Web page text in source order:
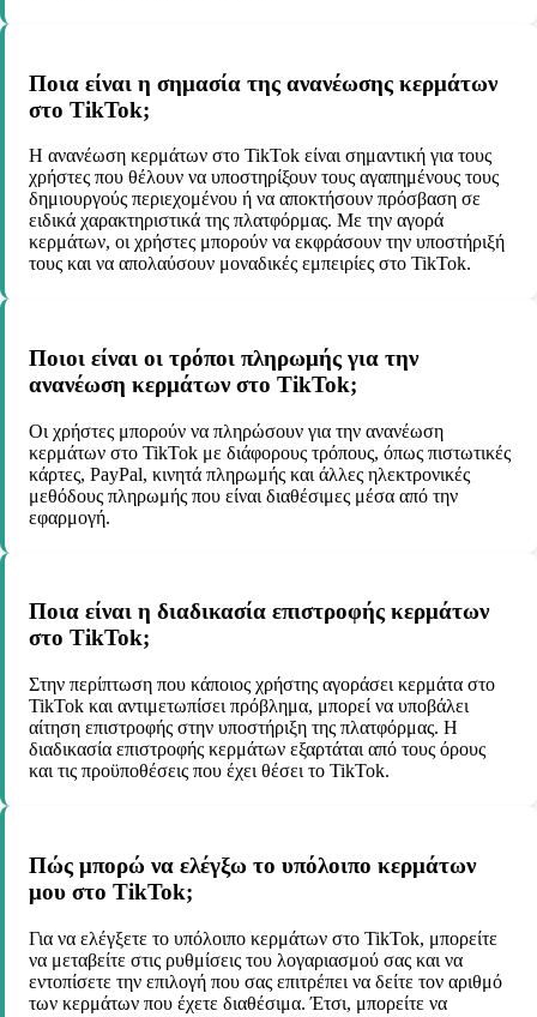
Ποια είναι η σημασία της ανανέωσης κερμάτων
στο TikTok;
Η ανανέωση κερμάτων στο TikTok είναι σημαντική για τους
χρήστες που θέλουν να υποστηρίξουν τους αγαπημένους τους
δημιουργούς περιεχομένου ή να αποκτήσουν πρόσβαση σε
ειδικά χαρακτηριστικά της πλατφόρμας. Με την αγορά
κερμάτων, οι χρήστες μπορούν να εκφράσουν την υποστήριξή
τους και να απολαύσουν μοναδικές εμπειρίες στο TikTok.
Ποιοι είναι οι τρόποι πληρωμής για την
ανανέωση κερμάτων στο TikTok;
Οι χρήστες μπορούν να πληρώσουν για την ανανέωση
κερμάτων στο TikTok με διάφορους τρόπους, όπως πιστωτικές
κάρτες, PayPal, κινητά πληρωμής και άλλες ηλεκτρονικές
μεθόδους πληρωμής που είναι διαθέσιμες μέσα από την
εφαρμογή.
Ποια είναι η διαδικασία επιστροφής κερμάτων
στο TikTok;
Στην περίπτωση που κάποιος χρήστης αγοράσει κερμάτα στο
TikTok και αντιμετωπίσει πρόβλημα, μπορεί να υποβάλει
αίτηση επιστροφής στην υποστήριξη της πλατφόρμας. Η
διαδικασία επιστροφής κερμάτων εξαρτάται από τους όρους
και τις προϋποθέσεις που έχει θέσει το TikTok.
Πώς μπορώ να ελέγξω το υπόλοιπο κερμάτων
μου στο TikTok;
Για να ελέγξετε το υπόλοιπο κερμάτων στο TikTok, μπορείτε
να μεταβείτε στις ρυθμίσεις του λογαριασμού σας και να
εντοπίσετε την επιλογή που σας επιτρέπει να δείτε τον αριθμό
των κερμάτων που έχετε διαθέσιμα. Έτσι, μπορείτε να